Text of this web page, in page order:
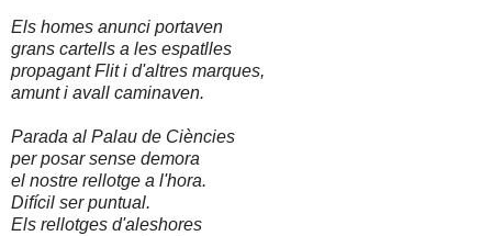
Els homes anunci portaven
grans cartells a les espatlles
propagant Flit i d'altres marques,
amunt i avall caminaven.
Parada al Palau de Ciències
per posar sense demora
el nostre rellotge a l'hora.
Difícil ser puntual.
Els rellotges d'aleshores